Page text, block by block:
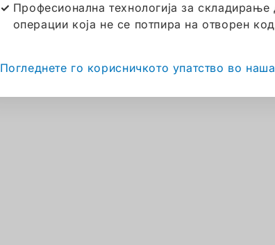
Професионална технологија за складирање
операции која не се потпира на отворен
Погледнете го корисничкото упатство во